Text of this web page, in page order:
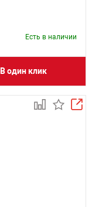
Есть в наличии
В один клик